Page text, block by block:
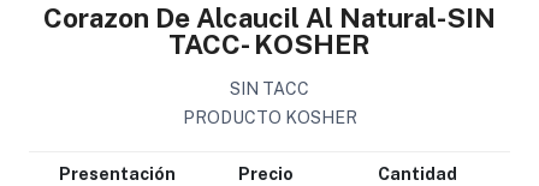
Corazon De Alcaucil Al Natural-SIN
TACC- KOSHER
SIN TACC
PRODUCTO KOSHER
Presentación Precio Cantidad